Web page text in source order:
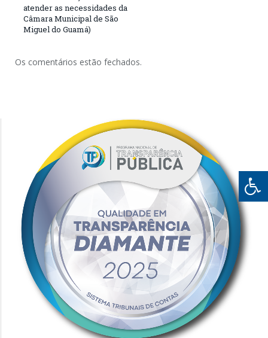
atender as necessidades da
Câmara Municipal de São
Miguel do Guamá)
Os comentários estão fechados.